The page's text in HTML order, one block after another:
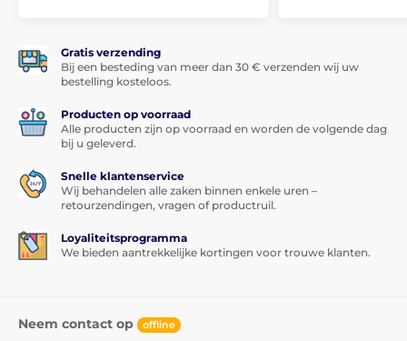
Gratis verzending
Bij een besteding van meer dan 30 € verzenden wij uw
bestelling kosteloos.
Producten op voorraad
Alle producten zijn op voorraad en worden de volgende dag
bij u geleverd.
Snelle klantenservice
Wij behandelen alle zaken binnen enkele uren –
retourzendingen, vragen of productruil.
Loyaliteitsprogramma
We bieden aantrekkelijke kortingen voor trouwe klanten.
Neem contact op offline